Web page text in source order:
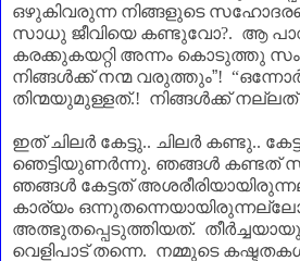
ഒഴുകിവരുന്ന നിങ്ങളുടെ
സാധു ജീവിയെ കണ്ടുവോ?. ആ
കരക്കുകയറ്റി അന്നം കൊടുത്തു
നിങ്ങൾക്ക് നന്മ വരുത്തും”! “
തിന്മയുമുള്ളത്.! നിങ്ങൾക്ക് നല്ലത്
ഇത് ചിലർ കേട്ടു.. ചിലർ കണ്ടു..
ഞെട്ടിയുണർന്നു. ഞങ്ങൾ കണ്ടത്
ഞങ്ങൾ കേട്ടത്
കാര്യം
അത്ഭുതപ്പെടുത്തിയത്.
വെളിപാട് തന്നെ. നമ്മുടെ